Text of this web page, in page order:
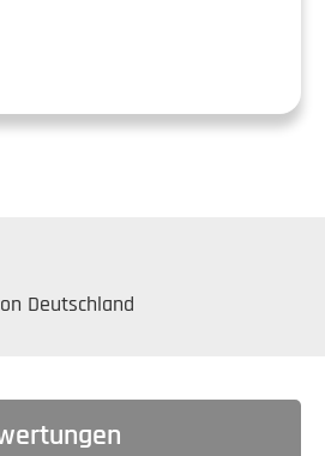
Deutschland